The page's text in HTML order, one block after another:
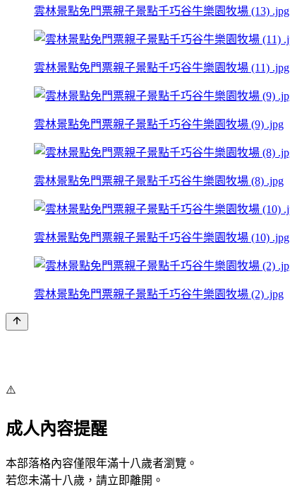
雲林景點免門票親子景點千巧谷牛樂園牧場 (13) .jpg
雲林景點免門票親子景點千巧谷牛樂園牧場 (11) .jpg
雲林景點免門票親子景點千巧谷牛樂園牧場 (9) .jpg
雲林景點免門票親子景點千巧谷牛樂園牧場 (8) .jpg
雲林景點免門票親子景點千巧谷牛樂園牧場 (10) .jpg
雲林景點免門票親子景點千巧谷牛樂園牧場 (2) .jpg
⚠️
成人內容提醒
本部落格內容僅限年滿十八歲者瀏覽。
若您未滿十八歲，請立即離開。